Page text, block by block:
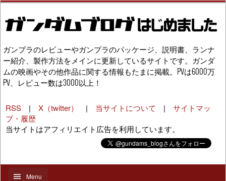
ガンプラのレビューやガンプラのパッケージ、説明書、ランナ
ー紹介、製作方法をメインに更新しているサイトです。ガンダ
ムの映画やその他作品に関する情報もたまに掲載。PVは6000万
PV、レビュー数は3000以上！
RSS | X（twitter） | 当サイトについて | サイトマッ
プ・履歴
当サイトはアフィリエイト広告を利用しています。
Menu